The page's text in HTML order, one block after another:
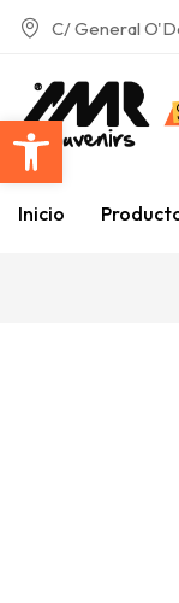
Abrir
C/ General
Inicio